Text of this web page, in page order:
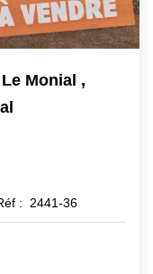
Monial ,
: 2441-36